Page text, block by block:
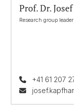
Prof. Dr.
Research group
+41 61 207